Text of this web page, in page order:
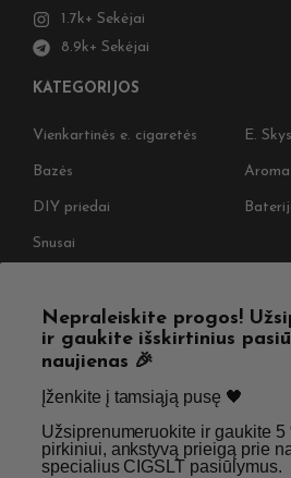
1.7k+ Sekėjai
8.9k+ Sekėjai
KATEGORIJOS
Vienkartinės e. cigaretės E.
Bazės
DIY priedai
Snusai
Pristatymas
Straipsniai
Kontaktai
Nepraleiskite progos!
ir gaukite išskirtinius
naujienas 🎉
Įženkite į tamsiąją pusę 🖤 ​
Užsiprenumeruokite ir gaukite
pirkiniui, ankstyvą prieigą prie
specialius CIGSLT pasiūlymus. ​